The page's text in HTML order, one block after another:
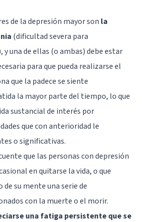
de la depresión mayor son la
(dificultad severa para
una de ellas (o ambas) debe estar
para que pueda realizarse el
que la padece se siente
la mayor parte del tiempo, lo que
sustancial de interés por
que con anterioridad le
o significativas.
que las personas con depresión
en quitarse la vida, o que
su mente una serie de
con la muerte o el morir.
una fatiga persistente que se